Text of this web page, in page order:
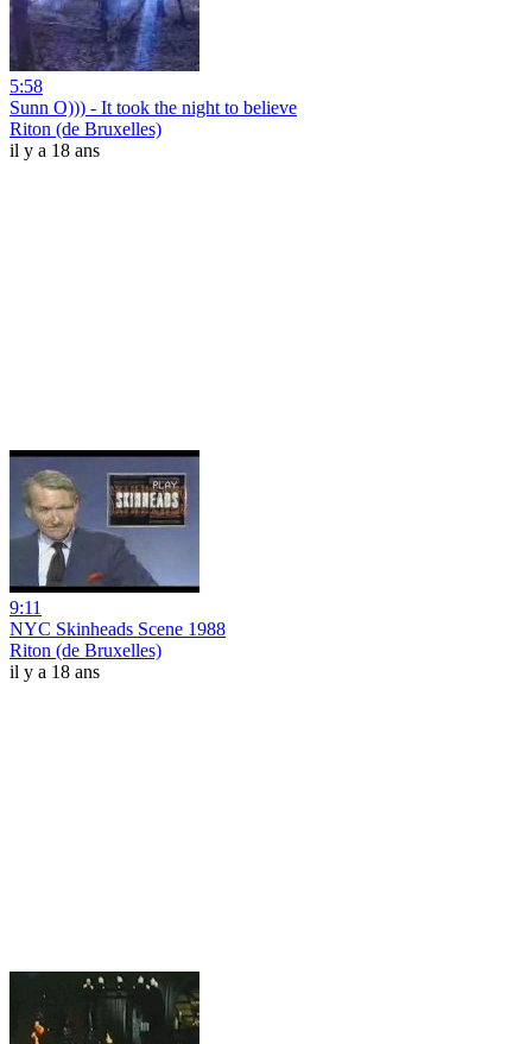
5:58
Sunn O))) - It took the night to believe
Riton (de Bruxelles)
il y a 18 ans
9:11
NYC Skinheads Scene 1988
Riton (de Bruxelles)
il y a 18 ans